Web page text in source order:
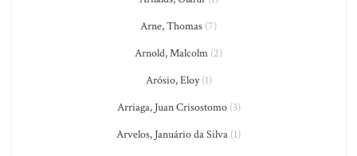
Arne, Thomas (7)
Arnold, Malcolm (2)
Arósio, Eloy(1)
Arriaga, Juan Crisostomo(3)
Arvelos, Januário da Silva (1)